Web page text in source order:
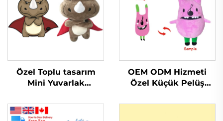
Özel Toplu tasarım
Mini Yuvarlak
manufacture Oyuncak
Dolgulu Hayvan pelüş
OEM ODM Hizmeti
Özel Küçük Pelüş
Doldurulmuş